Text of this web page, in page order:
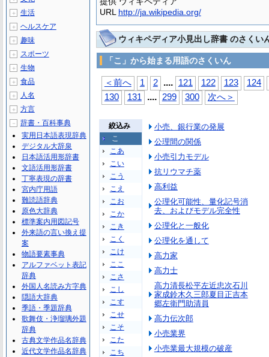
URL http://ja.wikipedia.org/
ウィキペディア小見出し辞書 のさくい
「こ」から始まる用語のさくいん
＜前へ 1 2 .... 121 122 123
124
130
131 .... 299 300 次へ＞
絞込み
こ
こあ
こい
こう
こえ
こお
こか
こき
こく
こけ
ここ
こさ
こし
こす
こせ
こそ
こた
こち
小売、銀行業の発展
公理間の関係
小売引力モデル
抗リウマチ薬
高利益
公理化可能性、量化記号消
去、およびモデル完全性
公理化と一般化
公理化を通して
高力家
高力士
高力清長松平左近忠次石川
家成鈴木久三郎夏目正吉本
郷左衛門助清員
高力伝次郎
小売業界
小売業最大規模の破産
＋ 生活
＋ ヘルスケア
＋ 趣味
＋ スポーツ
＋ 生物
＋ 食品
＋ 人名
＋ 方言
－
辞書・百科事典
実用日本語表現辞典
デジタル大辞泉
日本語活用形辞書
文語活用形辞書
丁寧表現の辞書
宮内庁用語
難読語辞典
原色大辞典
標準案内用図記号
外来語の言い換え提
案
物語要素事典
アルファベット表記
辞典
外国人名読み方字典
隠語大辞典
季語・季題辞典
歌舞伎・浄瑠璃外題
辞典
古典文学作品名辞典
近代文学作品名辞典